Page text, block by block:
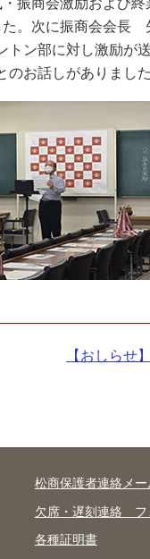
振商会激励および終
た。次に振商会会
ン部に対し激励が送
お話しがありました
次
【おしらせ
松商保護者連絡メー
欠席・遅刻連絡 フ
各種証明書